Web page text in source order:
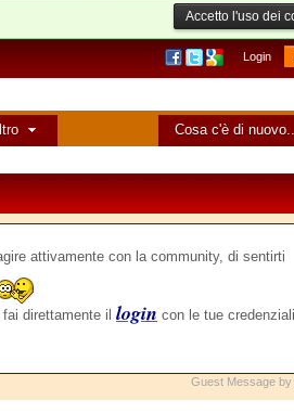
Accetto l'uso dei
Login
Cosa c'è di
attivamente con la community, di sentirti
direttamente il login con le tue credenziali
Guest Message by